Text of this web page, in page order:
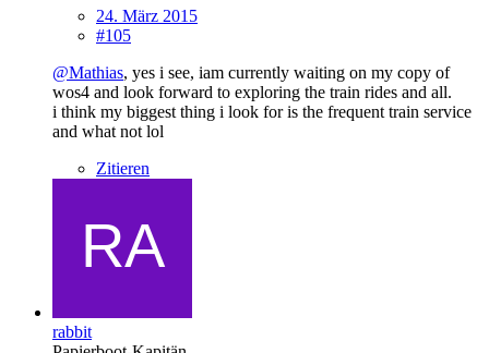
24. März 2015
#105
@Mathias, yes i see, iam currently waiting on my copy of
wos4 and look forward to exploring the train rides and all.
i think my biggest thing i look for is the frequent train service
and what not lol
Zitieren
rabbit